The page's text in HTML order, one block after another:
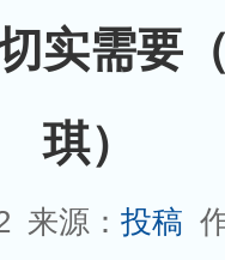
实需要
琪）
来源： 投稿